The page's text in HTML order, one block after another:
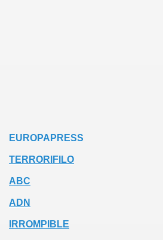
EUROPAPRESS
TERRORIFILO
ABC
ADN
IRROMPIBLE